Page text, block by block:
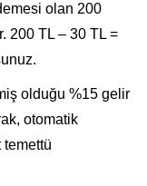
olan 200
200 TL – 30 TL =
olduğu %15 gelir
otomatik
temettü